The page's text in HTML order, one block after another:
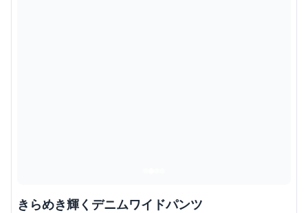
きらめき輝くデニムワイドパンツ